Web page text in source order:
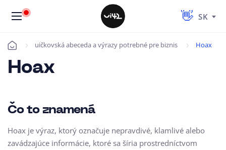
SK
Úvod uičkovská abeceda a výrazy potrebné pre biznis Hoax
Hoax
Čo to znamená
Hoax je výraz, ktorý označuje nepravdivé, klamlivé alebo
zavádzajúce informácie, ktoré sa šíria prostredníctvom